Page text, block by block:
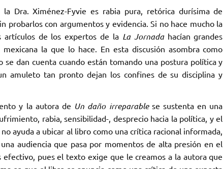
Dra. Ximénez-Fyvie es rabia pura, retórica durísima de
probarlos con argumentos y evidencia. Si no hace mucho la
artículos de los expertos de la La Jornadahacían grandes
la que lo hace. En esta discusión asombra como
se dan cuenta cuando están tomando una postura política y
amuleto tan pronto dejan los confines de su disciplina y
y la autora de Un daño irreparablese sustenta en una
rabia, sensibilidad-, desprecio hacia la política, y el
ayuda a ubicar al libro como una crítica racional informada,
audiencia que pasa por momentos de alta presión en el
pues el texto exige que le creamos a la autora que